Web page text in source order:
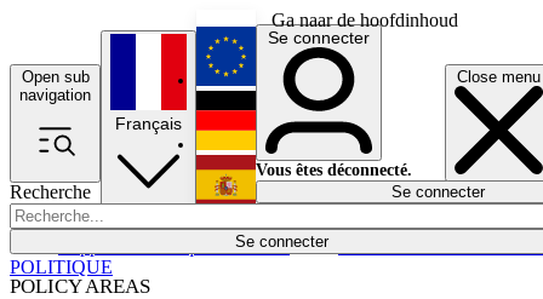
Ga naar de hoofdinhoud
Open sub
navigation
Close menu
Recherche
Se connecter
POLICY AREAS
Économie
Français
English
Deutsch
Español
Se connecter
Vous êtes déconnecté.
Se connecter
POLITIQUE